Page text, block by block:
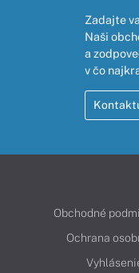
Zadajte
Naši
a
v čo
Obchodné
Ochrana